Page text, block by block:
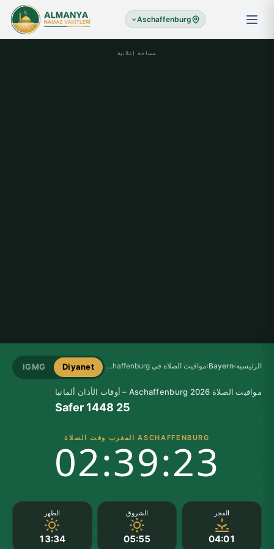
Aschaffenburg
مساحة إعلانية
الرئيسية›
Bayern
› مواقيت الصلاة في Aschaffenburg Diyanet
IGMG
مواقيت الصلاة Aschaffenburg 2026 – أوقات الأذان ألمانيا
25 Safer 1448
ASCHAFFENBURG المغرب وقت الصلاة
02:39:23
الفجر
04:01
الشروق
05:55
الظهر
13:34